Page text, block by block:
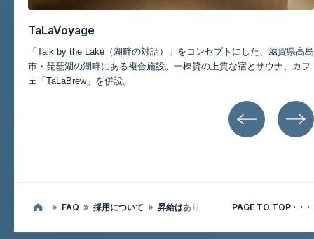
記事一覧
TaLaVoyage
「Talk by the Lake（湖畔の対話）」をコンセプトにした、滋賀県高島
市・琵琶湖の湖畔にある複合施設。一棟貸の上質な宿とサウナ、カフ
ェ「TaLaBrew」を併設。
» FAQ » 採用について » 昇給はありますか PAGE TO TOP